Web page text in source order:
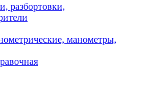
разбортовки,
манометры,